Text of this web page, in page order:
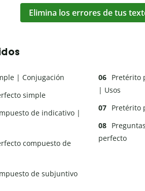
Elimina los errores de tus
| Conjugación
simple
de indicativo |
compuesto de
de subjuntivo
Pretérito
| Usos
Pretérito
perfecto